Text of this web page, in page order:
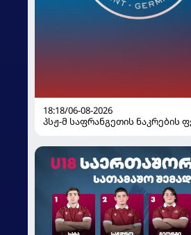
18:18/06-08-2026
პსჟ-მ საფრანგეთის ნაკრების